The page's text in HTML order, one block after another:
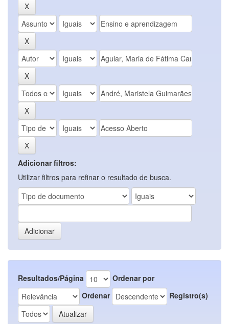
Adicionar filtros:
Utilizar filtros para refinar o resultado de busca.
Resultados/Página
Ordenar por
Ordenar
Registro(s)